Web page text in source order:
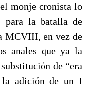
monje cronista lo
para la batalla de
MCVIII, en vez de
anales que ya la
de “era
adición de un I